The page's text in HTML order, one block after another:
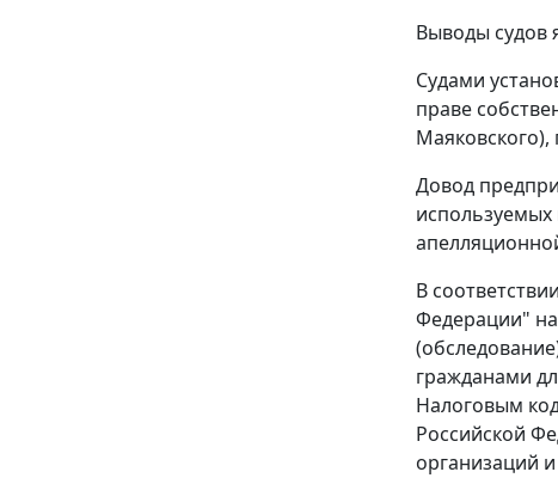
Выводы судов
Судами
праве
Маяковского),
Довод
В
Федерации"
гражданами
Налоговым
Российской
организаций